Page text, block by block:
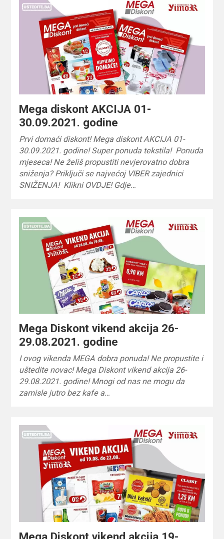
Mega diskont AKCIJA 01-
30.09.2021. godine
Prvi domaći diskont! Mega diskont AKCIJA 01-
30.09.2021. godine! Super ponuda tekstila! Ponuda
mjeseca! Ne želiš propustiti nevjerovatno dobra
sniženja? Priključi se najvećoj VIBER zajednici
SNIŽENJA! Klikni OVDJE! Gdje…
Mega Diskont vikend akcija 26-
29.08.2021. godine
I ovog vikenda MEGA dobra ponuda! Ne propustite i
uštedite novac! Mega Diskont vikend akcija 26-
29.08.2021. godine! Mnogi od nas ne mogu da
zamisle jutro bez kafe a…
Mega Diskont vikend akcija 19-